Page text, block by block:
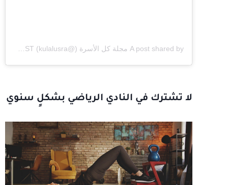
A post shared by مجلة كل الأسرة (@kulalusra) Dec 4, 2019 at 3:50am PST
لا تشترك في النادي الرياضي بشكلٍ سنوي